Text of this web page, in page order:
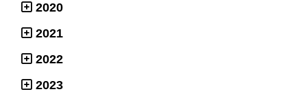
2020
2021
2022
2023